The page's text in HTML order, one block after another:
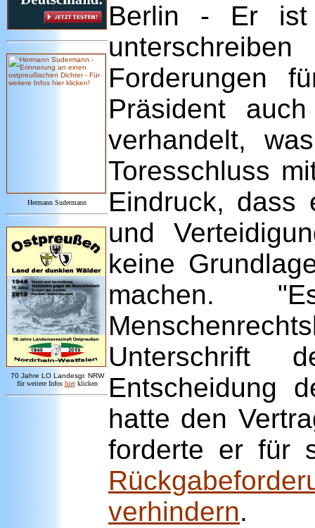
Hermann Sudermann
70 Jahre LO Landesgr. NRW
für weitere Infos hier klicken
Berlin - Er ist
Forderungen
Präsident
verhandelt,
Toresschluss
Eindruck, dass
und
keine
machen.
Unterschrift
Entscheidung
hatte den
forderte er für
verhindern.